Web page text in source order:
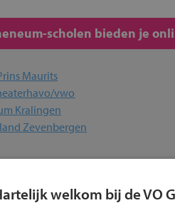
scholen bieden je
Maurits
vwo
Kralingen
Zevenbergen
past bij jou?
welkom bij de VO